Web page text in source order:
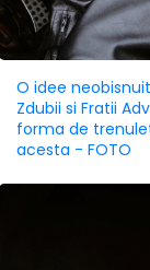
O idee
Zdubii si Fratii
forma de
acesta - FOTO